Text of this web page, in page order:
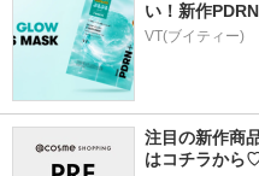
い！新作
VT(ブイティー)
注目の新作商
はコチラから